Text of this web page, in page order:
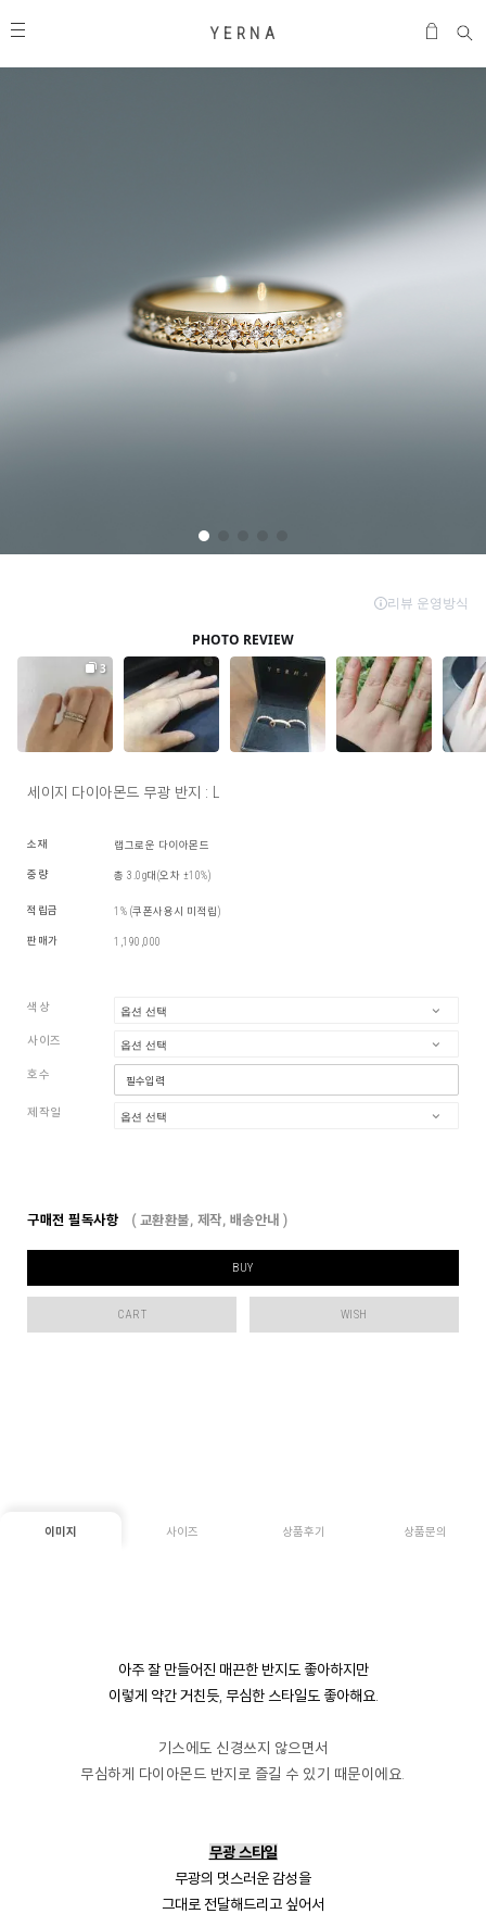
Y E R N A
세이지 다이아몬드 무광 반지 : L
소재 랩그로운 다이아몬드
중량 총 3.0g대(오차 ±10%)
적립금 1% (쿠폰사용시 미적립)
판매가 1,190,000
색상
사이즈
호수
제작일
구매전 필독사항 ( 교환환불, 제작, 배송안내 )
BUY
CART WISH
이미지 사이즈 상품후기 상품문의
아주 잘 만들어진 매끈한 반지도 좋아하지만
이렇게 약간 거친듯, 무심한 스타일도 좋아해요.
기스에도 신경쓰지 않으면서
무심하게 다이아몬드 반지로 즐길 수 있기 때문이에요.
무광 스타일
무광의 멋스러운 감성을
그대로 전달해드리고 싶어서